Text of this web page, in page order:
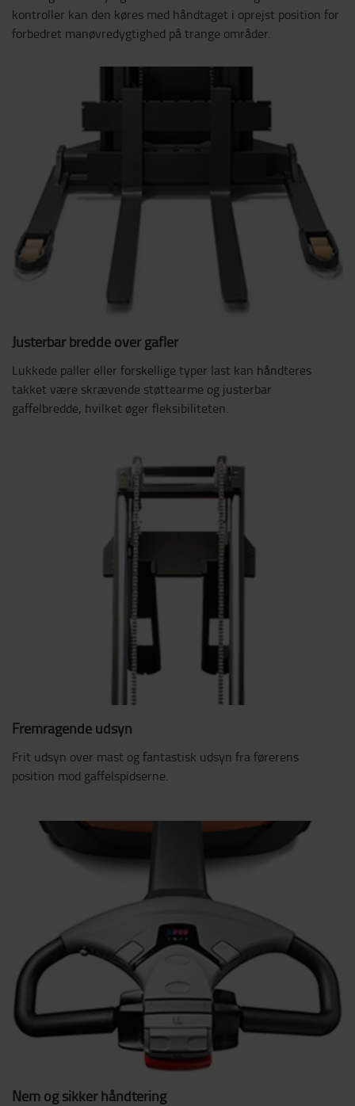
kontroller kan den køres med håndtaget i oprejst position for
forbedret manøvredygtighed på trange områder.
Justerbar bredde over gafler
Lukkede paller eller forskellige typer last kan håndteres
takket være skrævende støttearme og justerbar
gaffelbredde, hvilket øger fleksibiliteten.
Fremragende udsyn
Frit udsyn over mast og fantastisk udsyn fra førerens
position mod gaffelspidserne.
Nem og sikker håndtering